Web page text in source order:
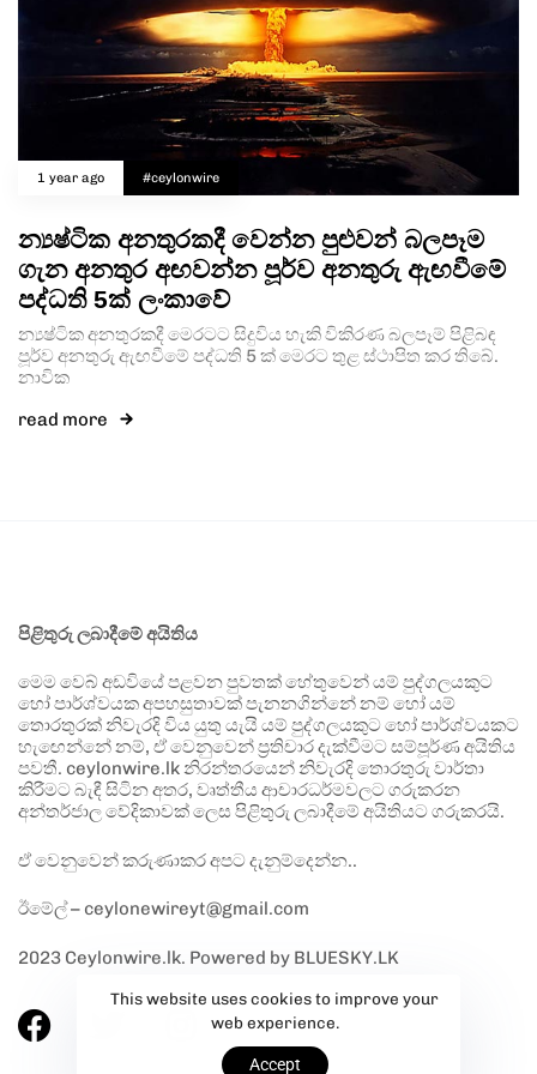
1 year ago #ceylonwire
න්‍යෂ්ටික අනතුරකදී වෙන්න පුළුවන් බලපෑම
ගැන අනතුර අඟවන්න පූර්ව අනතුරු ඇඟවීමේ
පද්ධති 5ක් ලංකාවේ
න්‍යෂ්ටික අනතුරකදී මෙරටට සිදුවිය හැකි විකිරණ බලපෑම් පිළිබඳ
පූර්ව අනතුරු ඇඟවීමේ පද්ධති 5 ක් මෙරට තුළ ස්ථාපිත කර තිබේ.
නාවික
read more
පිළිතුරු ලබාදීමේ අයිතිය
මෙම වෙබ් අඩවියේ පළවන පුවතක් හේතුවෙන් යම් පුද්ගලයකුට
හෝ පාර්ශ්වයක අපහසුතාවක් පැනනගින්නේ නම් හෝ යම්
තොරතුරක් නිවැරදි විය යුතු යැයි යම් පුද්ගලයකුට හෝ පාර්ශ්වයකට
හැඟෙන්නේ නම්, ඒ වෙනුවෙන් ප්‍රතිචාර දැක්වීමට සම්පූර්ණ අයිතිය
පවතී. ceylonwire.lk නිරන්තරයෙන් නිවැරදි තොරතුරු වාර්තා
කිරීමට බැඳී සිටින අතර, වෘත්තීය ආචාරධර්මවලට ගරුකරන
අන්තර්ජාල වේදිකාවක් ලෙස පිළිතුරු ලබාදීමේ අයිතියට ගරුකරයි.
ඒ වෙනුවෙන් කරුණාකර අපට දැනුම්දෙන්න..
ඊමේල් – ceylonewireyt@gmail.com
2023 Ceylonwire.lk. Powered by BLUESKY.LK
This website uses cookies to improve your
web experience.
Accept